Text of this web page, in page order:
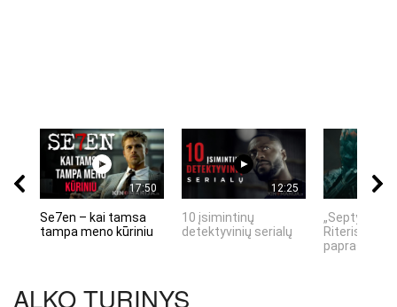
17:50
Se7en – kai tamsa
tampa meno kūriniu
12:25
10 įsimintinų
detektyvinių serialų
„Septynių
Riteris" – kai
ALKO TURINYS